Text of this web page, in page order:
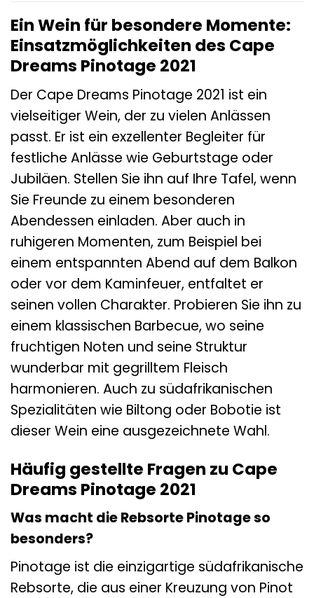
Ein Wein für besondere Momente:
Einsatzmöglichkeiten des Cape
Dreams Pinotage 2021
Der Cape Dreams Pinotage 2021 ist ein
vielseitiger Wein, der zu vielen Anlässen
passt. Er ist ein exzellenter Begleiter für
festliche Anlässe wie Geburtstage oder
Jubiläen. Stellen Sie ihn auf Ihre Tafel, wenn
Sie Freunde zu einem besonderen
Abendessen einladen. Aber auch in
ruhigeren Momenten, zum Beispiel bei
einem entspannten Abend auf dem Balkon
oder vor dem Kaminfeuer, entfaltet er
seinen vollen Charakter. Probieren Sie ihn zu
einem klassischen Barbecue, wo seine
fruchtigen Noten und seine Struktur
wunderbar mit gegrilltem Fleisch
harmonieren. Auch zu südafrikanischen
Spezialitäten wie Biltong oder Bobotie ist
dieser Wein eine ausgezeichnete Wahl.
Häufig gestellte Fragen zu Cape
Dreams Pinotage 2021
Was macht die Rebsorte Pinotage so
besonders?
Pinotage ist die einzigartige südafrikanische
Rebsorte, die aus einer Kreuzung von Pinot